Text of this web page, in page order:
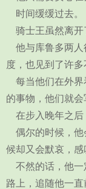
时间缓缓过去。
骑士王虽然离开
他与库鲁多两人
度，也见到了许多
每当他们在外界
的事物，他们就会
在步入晚年之后
偶尔的时候，他
候却又会默哀，感
不然的话，他一
路上，追随他一直